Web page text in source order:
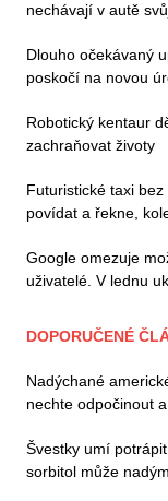
nechávají v autě
Dlouho očekávaný
poskočí na novou
Robotický kentaur
zachraňovat životy
Futuristické taxi
povídat a řekne,
Google omezuje
uživatelé. V lednu
DOPORUČENÉ
Nadýchané
nechte odpočinout
Švestky umí
sorbitol může